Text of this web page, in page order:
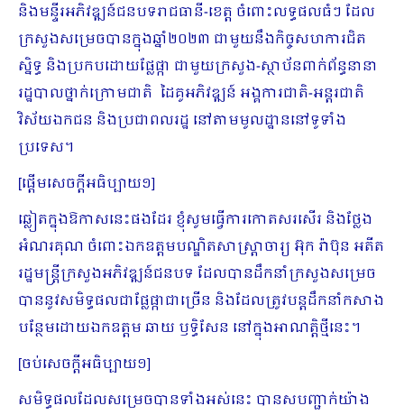
និងមន្ទីរអភិវឌ្ឍន៍ជនបទរាជធានី-ខេត្ត ចំពោះលទ្ធផលធំៗ ដែល
ក្រសួងសម្រេច​បានក្នុងឆ្នាំ២០២៣ ជាមួយនឹងកិច្ចសហការជិត
ស្និទ្ធ និងប្រកបដោយផ្លែផ្កា ជាមួយក្រសួង-ស្ថាប័នពាក់ព័ន្ធនានា
រដ្ឋបាលថ្នាក់ក្រោមជាតិ ដៃគូអភិវឌ្ឍន៍ អង្គការជាតិ-អន្តរជាតិ
វិស័យឯកជន និងប្រជាពលរដ្ឋ នៅតាមមូលដ្ឋាននៅទូទាំង
ប្រទេស។
[ផ្ដើមសេចក្ដីអធិប្បាយ១]
ឆ្លៀតក្នុងឱកាសនេះផងដែរ ខ្ញុំសូមធ្វើការកោតសរសើរ និងថ្លែង
អំណរគុណ ចំពោះឯកឧត្ដមបណ្ឌិតសាស្រ្តាចារ្យ អ៊ុក រ៉ាប៊ុន អតីត
រដ្ឋមន្រ្តីក្រសួងអភិវឌ្ឍន៍ជនបទ ដែលបានដឹកនាំក្រសួងសម្រេច
បាននូវសមិទ្ធផលជាផ្លែផ្កាជាច្រើន និងដែលត្រូវបន្តដឹកនាំកសាង
បន្ថែមដោយឯកឧត្ដម ឆាយ ឫទ្ធិសែន នៅក្នុងអាណត្តិថ្មីនេះ។
[ចប់សេចក្ដីអធិប្បាយ១]
សមិទ្ធផលដែលសម្រេចបានទាំងអស់នេះ បានសបញ្ជាក់យ៉ាង